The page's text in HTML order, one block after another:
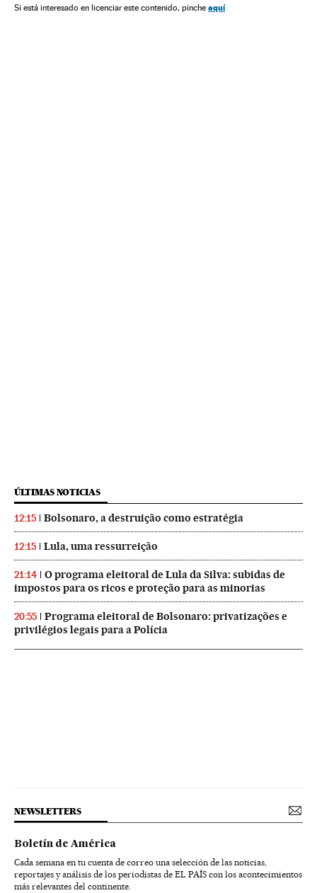
Competições Esportes
Si está interesado en licenciar este contenido, pinche aquí
ÚLTIMAS NOTICIAS
12:15 Bolsonaro, a destruição como estratégia
12:15 Lula, uma ressurreição
21:14
O programa eleitoral de Lula da Silva: subidas de
impostos para os ricos e proteção para as minorias
20:55
Programa eleitoral de Bolsonaro: privatizações e
privilégios legais para a Polícia
NEWSLETTERS
Boletín de América
Cada semana en tu cuenta de correo una selección de las noticias,
reportajes y análisis de los periodistas de EL PAÍS con los acontecimientos
más relevantes del continente.